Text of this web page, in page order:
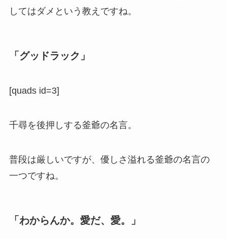
してはダメという教えですね。
「グッドラック」
[quads id=3]
千尋を後押しする釜爺の名言。
普段は厳しいですが、優しさ溢れる釜爺の名言の
一つですね。
「わからんか。愛だ、愛。」